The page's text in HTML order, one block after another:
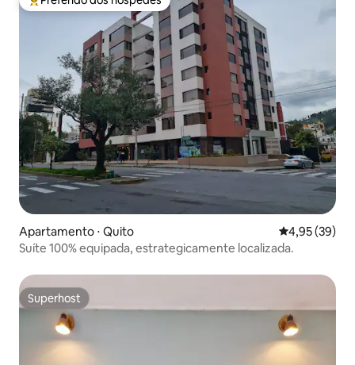
Entre os melhores preferidos dos hóspedes
Apartamento ⋅ Quito 4,95 de uma
4,95 (39)
Suíte 100% equipada, estrategicamente localizada.
Superhost
Superhost